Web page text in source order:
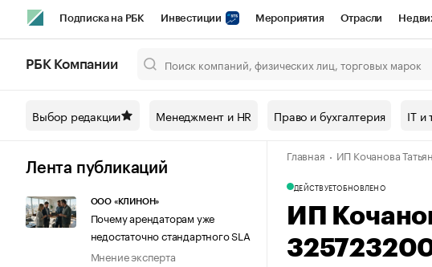
Подписка на РБК Инвестиции Мероприятия Отрасли
Спецпроекты СПб Конференции СПб Спецпроекты Проверка
Технологии и медиа Рынок наличной валюты
РБК Компании
Выбор редакции Менеджмент и HR Право и бухгалтерия IT и
Лента публикаций
ООО «КЛИНОН»
Почему арендаторам уже
недостаточно стандартного SLA
Мнение эксперта
Главная ИП Кочанова
ДЕЙСТВУЕТОБНОВЛЕНО
ИП